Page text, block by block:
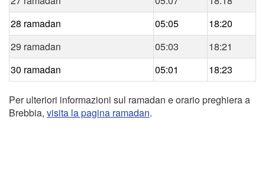
28 ramadan
05:05
18:20
29 ramadan
05:03
18:21
30 ramadan
05:01 18:23
Per ulteriori informazioni sul ramadan e orario preghiera a
Brebbia, visita la pagina ramadan.